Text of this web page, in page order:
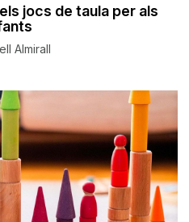
jocs de taula per als
Almirall